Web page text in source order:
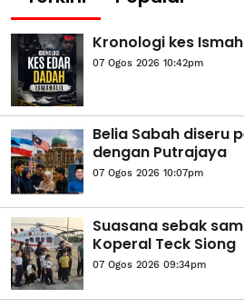
Kronologi kes
07 Ogos 2026 10:42pm
Belia Sabah diseru
dengan Putrajaya
07 Ogos 2026 10:07pm
Suasana sebak
Koperal Teck Siong
07 Ogos 2026 09:34pm